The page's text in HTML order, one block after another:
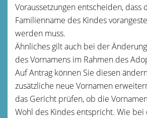
Voraussetzungen entscheiden, dass
Familienname des Kindes
werden muss.
Ähnliches gilt auch bei der
des Vornamens im Rahmen des
Auf Antrag können Sie diesen
zusätzliche neue Vornamen
das Gericht prüfen, ob die
Wohl des Kindes entspricht. Wie bei